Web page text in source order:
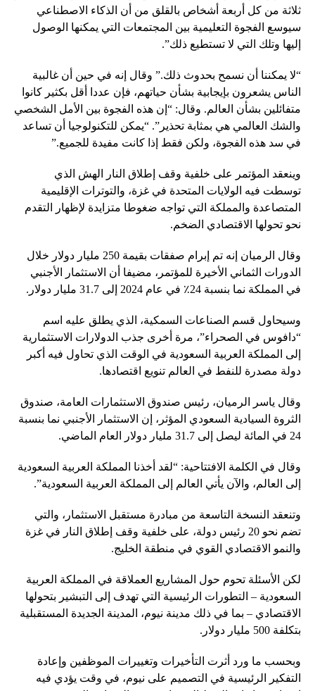
ثلاثة من كل أربعة أشخاص بالقلق من أن الذكاء الاصطناعي
سيوسع الفجوة التعليمية بين المجتمعات التي يمكنها الوصول
إليها وتلك التي لا تستطيع ذلك”.
“لا يمكننا أن نسمح بحدوث ذلك.” وقال إنه في حين أن غالبية
الناس يشعرون بإيجابية بشأن حياتهم، فإن عددا أقل بكثير كانوا
متفائلين بشأن العالم. وقال: “إن هذه الفجوة بين الأمل الشخصي
والشك العالمي هي بمثابة تحذير”. “يمكن للتكنولوجيا أن تساعد
في سد هذه الفجوة، ولكن فقط إذا كانت مفيدة للجميع.”
وينعقد المؤتمر على خلفية وقف إطلاق النار الهش الذي
توسطت فيه الولايات المتحدة في غزة، والتوترات الإقليمية
المتصاعدة والمملكة التي تواجه ضغوطا متزايدة لإظهار التقدم
نحو تحولها الاقتصادي الضخم.
وقال الرميان إنه تم إبرام صفقات بقيمة 250 مليار دولار خلال
الدورات الثماني الأخيرة للمؤتمر، مضيفا أن الاستثمار الأجنبي
في المملكة نما بنسبة 24٪ في عام 2024 إلى 31.7 مليار دولار.
وسيحاول قسم الصناعات السمكية، الذي يطلق عليه اسم
“دافوس في الصحراء”، مرة أخرى جذب الدولارات الاستثمارية
إلى المملكة العربية السعودية في الوقت الذي تحاول فيه أكبر
دولة مصدرة للنفط في العالم تنويع اقتصادها.
وقال ياسر الرميان، رئيس صندوق الاستثمارات العامة، صندوق
الثروة السيادية السعودي المؤثر، إن الاستثمار الأجنبي نما بنسبة
24 في المائة ليصل إلى 31.7 مليار دولار العام الماضي.
وقال في الكلمة الافتتاحية: “لقد أخذنا المملكة العربية السعودية
إلى العالم، والآن يأتي العالم إلى المملكة العربية السعودية”.
وتنعقد النسخة التاسعة من مبادرة مستقبل الاستثمار، والتي
تضم نحو 20 رئيس دولة، على خلفية وقف إطلاق النار في غزة
والنمو الاقتصادي القوي في منطقة الخليج.
لكن الأسئلة تحوم حول المشاريع العملاقة في المملكة العربية
السعودية – التطورات الرئيسية التي تهدف إلى التبشير بتحولها
الاقتصادي – بما في ذلك مدينة نيوم، المدينة الجديدة المستقبلية
بتكلفة 500 مليار دولار.
وبحسب ما ورد أثرت التأخيرات وتغييرات الموظفين وإعادة
التفكير الرئيسية في التصميم على نيوم، في وقت يؤدي فيه